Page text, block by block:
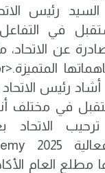
رئيس
في
عن
رئيس الاتحاد
الاتحاد